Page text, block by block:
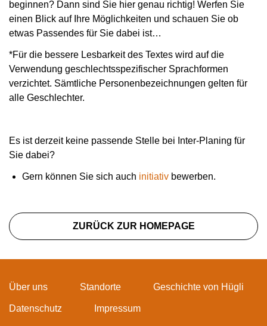
beginnen? Dann sind Sie hier genau richtig! Werfen Sie
einen Blick auf Ihre Möglichkeiten und schauen Sie ob
etwas Passendes für Sie dabei ist…
*Für die bessere Lesbarkeit des Textes wird auf die
Verwendung geschlechtsspezifischer Sprachformen
verzichtet. Sämtliche Personenbezeichnungen gelten für
alle Geschlechter.
Es ist derzeit keine passende Stelle bei Inter-Planing für
Sie dabei?
Gern können Sie sich auch initiativ bewerben.
ZURÜCK ZUR HOMEPAGE
Über uns Standorte Geschichte von Hügli
Datenschutz Impressum